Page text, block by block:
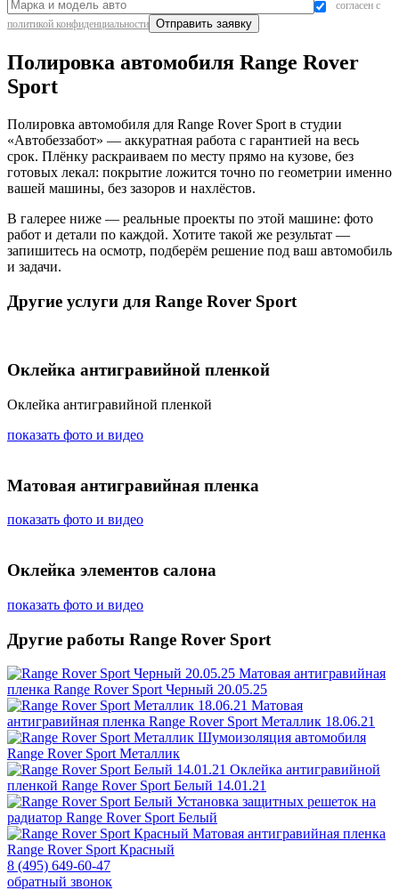
согласен с
политикой конфиденциальности
Полировка автомобиля Range Rover
Sport
Полировка автомобиля для Range Rover Sport в студии
«Автобеззабот» — аккуратная работа с гарантией на весь
срок. Плёнку раскраиваем по месту прямо на кузове, без
готовых лекал: покрытие ложится точно по геометрии именно
вашей машины, без зазоров и нахлёстов.
В галерее ниже — реальные проекты по этой машине: фото
работ и детали по каждой. Хотите такой же результат —
запишитесь на осмотр, подберём решение под ваш автомобиль
и задачи.
Другие услуги для Range Rover Sport
Оклейка антигравийной пленкой
Оклейка антигравийной пленкой
показать фото и видео
Матовая антигравийная пленка
показать фото и видео
Оклейка элементов салона
показать фото и видео
Другие работы Range Rover Sport
Матовая антигравийная
пленка Range Rover Sport Черный 20.05.25
Матовая
антигравийная пленка Range Rover Sport Металлик 18.06.21
Шумоизоляция автомобиля
Range Rover Sport Металлик
Оклейка антигравийной
пленкой Range Rover Sport Белый 14.01.21
Установка защитных решеток на
радиатор Range Rover Sport Белый
Матовая антигравийная пленка
Range Rover Sport Красный
8 (495) 649-60-47
обратный звонок